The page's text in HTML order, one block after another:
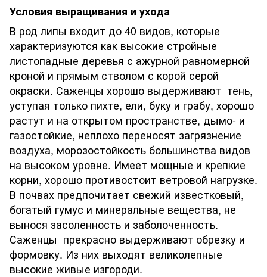
Условия выращивания и ухода
В род липы входит до 40 видов, которые
характеризуются как высокие стройные
листопадные деревья с ажурной равномерной
кроной и прямым стволом с корой серой
окраски. Саженцы хорошо выдерживают тень,
уступая только пихте, ели, буку и грабу, хорошо
растут и на открытом пространстве, дымо- и
газостойкие, неплохо переносят загрязнение
воздуха, морозостойкость большинства видов
на высоком уровне. Имеет мощные и крепкие
корни, хорошо противостоит ветровой нагрузке.
В почвах предпочитает свежий известковый,
богатый гумус и минеральные вещества, не
вынося засоленность и заболоченность.
Саженцы прекрасно выдерживают обрезку и
формовку. Из них выходят великолепные
высокие живые изгороди.